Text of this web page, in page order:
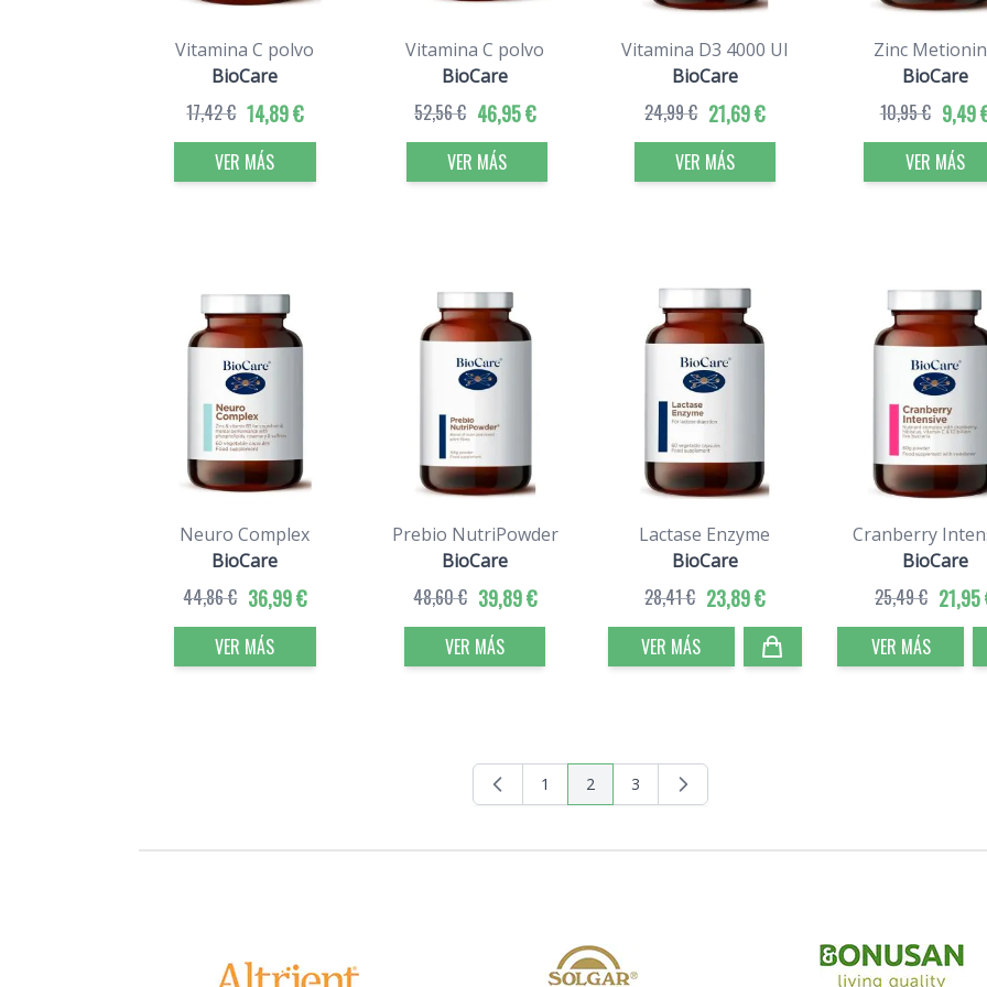
Vitamina C polvo
BioCare
14,89 €
17,42 €
VER MÁS
Vitamina C polvo
BioCare
46,95 €
52,56 €
VER MÁS
Vitamina D3 4000 UI
BioCare
21,69 €
24,99 €
VER MÁS
Zinc
BioCare
9,49
10,95 €
VER MÁS
Neuro Complex
BioCare
36,99 €
44,86 €
VER MÁS
Prebio NutriPowder
BioCare
39,89 €
48,60 €
VER MÁS
Lactase Enzyme
BioCare
23,89 €
28,41 €
VER MÁS
Cranberry
BioCare
21,95
25,49 €
VER MÁS
Página
1 Actualmente estás leyendo página
2 Página
3